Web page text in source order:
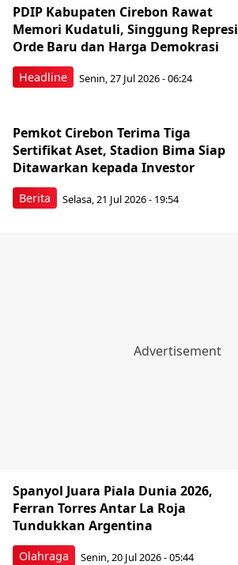
Headline
PDIP Kabupaten Cirebon Rawat
Memori Kudatuli, Singgung Represi
Orde Baru dan Harga Demokrasi
Senin, 27 Jul 2026 - 06:24
Berita
Pemkot Cirebon Terima Tiga
Sertifikat Aset, Stadion Bima Siap
Ditawarkan kepada Investor
Selasa, 21 Jul 2026 - 19:54
Olahraga
Spanyol Juara Piala Dunia 2026,
Ferran Torres Antar La Roja
Tundukkan Argentina
Senin, 20 Jul 2026 - 05:44